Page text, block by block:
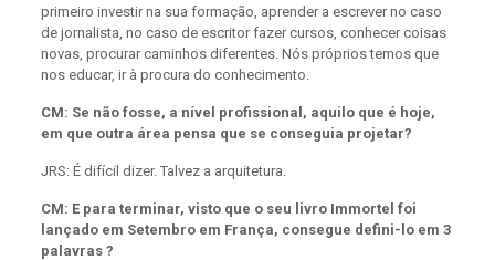
primeiro investir na sua formação, aprender a escrever no caso
de jornalista, no caso de escritor fazer cursos, conhecer coisas
novas, procurar caminhos diferentes. Nós próprios temos que
nos educar, ir à procura do conhecimento.
CM: Se não fosse, a nível profissional, aquilo que é hoje,
em que outra área pensa que se conseguia projetar?
JRS: É difícil dizer. Talvez a arquitetura.
CM: E para terminar, visto que o seu livro Immortel foi
lançado em Setembro em França, consegue defini-lo em 3
palavras ?